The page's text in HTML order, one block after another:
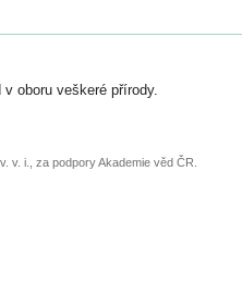
nebo
oboru veškeré přírody.
v. i., za podpory Akademie věd ČR.